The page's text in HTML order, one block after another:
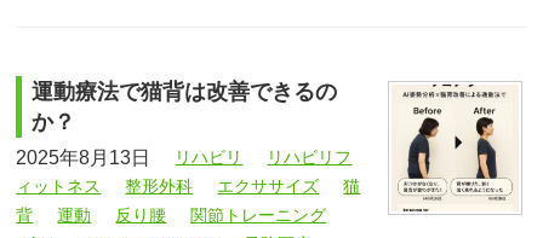
運動療法で猫背は改善できるの
か？
2025年8月13日 リハビリ
リハビリフ
ィットネス
整形外科 エクササイズ
猫
背
運動 反り腰
関節トレーニング